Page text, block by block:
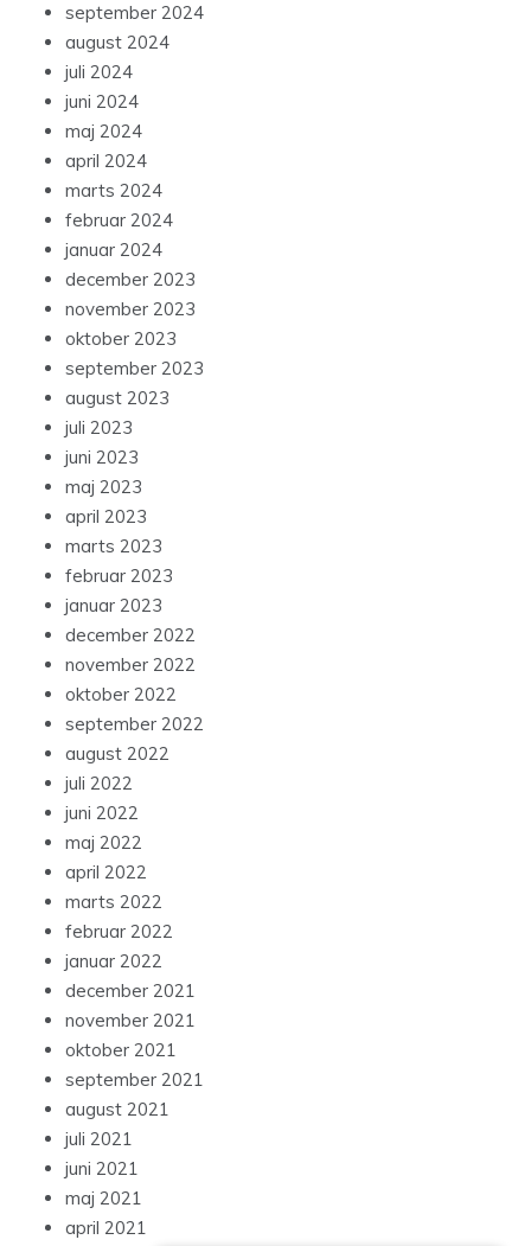
september 2024
august 2024
juli 2024
juni 2024
maj 2024
april 2024
marts 2024
februar 2024
januar 2024
december 2023
november 2023
oktober 2023
september 2023
august 2023
juli 2023
juni 2023
maj 2023
april 2023
marts 2023
februar 2023
januar 2023
december 2022
november 2022
oktober 2022
september 2022
august 2022
juli 2022
juni 2022
maj 2022
april 2022
marts 2022
februar 2022
januar 2022
december 2021
november 2021
oktober 2021
september 2021
august 2021
juli 2021
juni 2021
maj 2021
april 2021